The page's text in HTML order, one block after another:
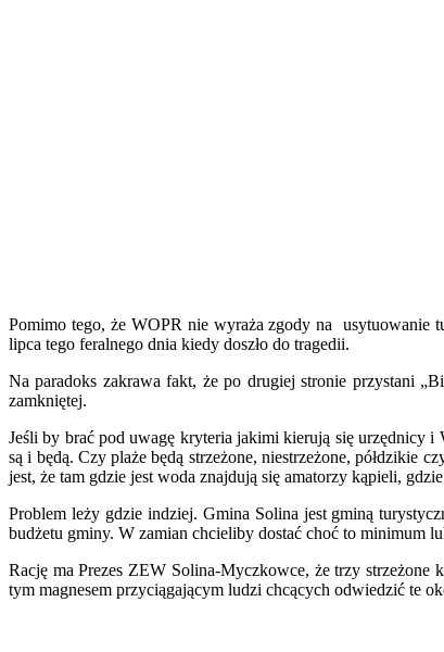
Pomimo tego, że WOPR nie wyraża zgody na usytuowanie
lipca tego feralnego dnia kiedy doszło do tragedii.
Na paradoks zakrawa fakt, że po drugiej stronie przystani
zamkniętej.
Jeśli by brać pod uwagę kryteria jakimi kierują się urzędnicy i
są i będą. Czy plaże będą strzeżone, niestrzeżone, półdzikie
jest, że tam gdzie jest woda znajdują się amatorzy kąpieli,
Problem leży gdzie indziej. Gmina Solina jest gminą
budżetu gminy. W zamian chcieliby dostać choć to minimum
Rację ma Prezes ZEW Solina-Myczkowce, że trzy strzeżone
tym magnesem przyciągającym ludzi chcących odwiedzić te